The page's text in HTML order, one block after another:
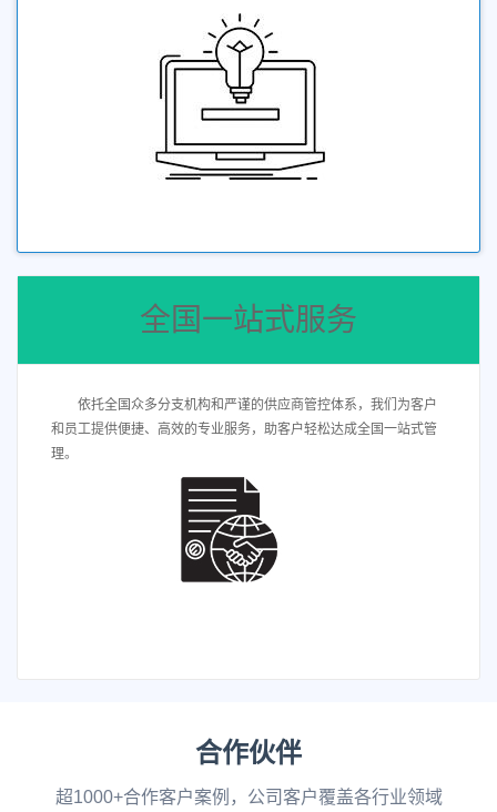
全国一站式服务
依托全国众多分支机构和严谨的供应商管控体系，我们为客户
和员工提供便捷、高效的专业服务，助客户轻松达成全国一站式管
理。
合作伙伴
超1000+合作客户案例，公司客户覆盖各行业领域